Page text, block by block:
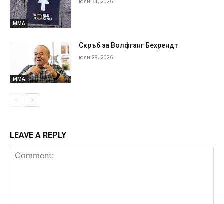
MMA
MMA
Скръб за Волфганг Бехрендт
юли 28, 2026
LEAVE A REPLY